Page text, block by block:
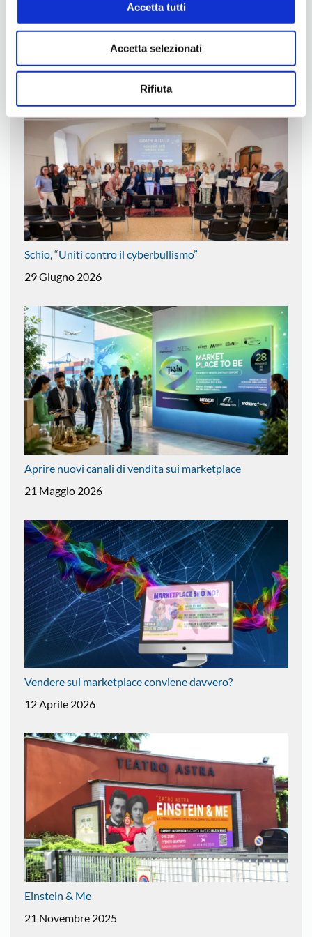
Accetta tutti
Accetta selezionati
Rifiuta
21 Luglio 2026
Schio, “Uniti contro il cyberbullismo”
29 Giugno 2026
Aprire nuovi canali di vendita sui marketplace
21 Maggio 2026
Vendere sui marketplace conviene davvero?
12 Aprile 2026
Einstein & Me
21 Novembre 2025